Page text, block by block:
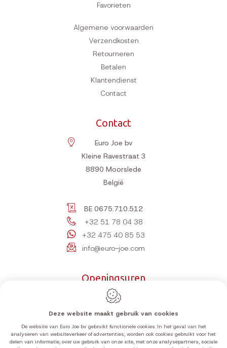
Favorieten
Algemene voorwaarden
Verzendkosten
Retourneren
Betalen
Klantendienst
Contact
Contact
Euro Joe bv
Kleine Ravestraat 3
8890 Moorslede
België
BE 0675.710.512
+32 51 78 04 38
+32 475 40 85 53
info@euro-joe.com
Openingsuren
10:00-12:00 | 14:00-18:00
Dinsdag
10:00-12:00 | 14:00-18:00
Woensdag
10:00-12:00 | 14:00-18:00
Donderdag
10:00-12:00 | 14:00-18:00
Deze website maakt gebruik van cookies
De website van Euro Joe bv gebruikt functionele cookies. In het geval van het
analyseren van websiteverkeer of advertenties, worden ook cookies gebruikt voor het
delen van informatie, over uw gebruik van onze site, met onze analysepartners, sociale